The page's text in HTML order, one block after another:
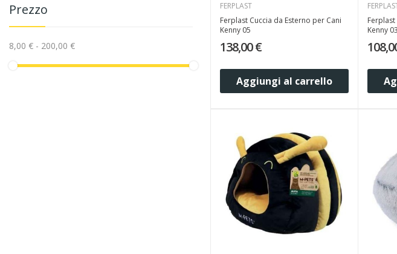
Prezzo
8,00 € - 200,00 €
FERPLAST
Ferplast Cuccia da Esterno per Cani
Kenny 05
138,00 €
Aggiungi al carrello
Kenny 03